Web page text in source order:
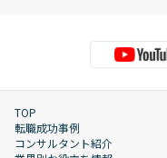
TOP
転職成功事例
コンサルタント紹介